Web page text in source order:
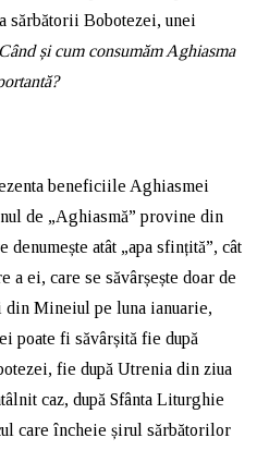
sărbătorii Bobotezei, unei
Când și cum consumăm Aghiasma
beneficiile Aghiasmei
de „Aghiasmă” provine din
denumește atât „apa sfințită”, cât
ei, care se săvârșește doar de
din Mineiul pe luna ianuarie,
poate fi săvârșită fie după
fie după Utrenia din ziua
caz, după Sfânta Liturghie
care încheie șirul sărbătorilor